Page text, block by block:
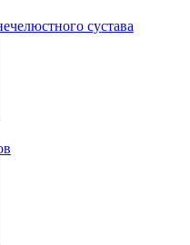
сустава